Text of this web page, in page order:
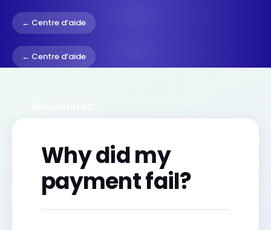
← Centre d’aide
← Centre d’aide
Why did my
payment fail?